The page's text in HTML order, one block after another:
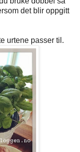
det blir oppgitt
urtene passer til.